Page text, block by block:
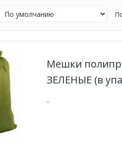
Мешки
ЗЕЛЕНЫЕ (в
..